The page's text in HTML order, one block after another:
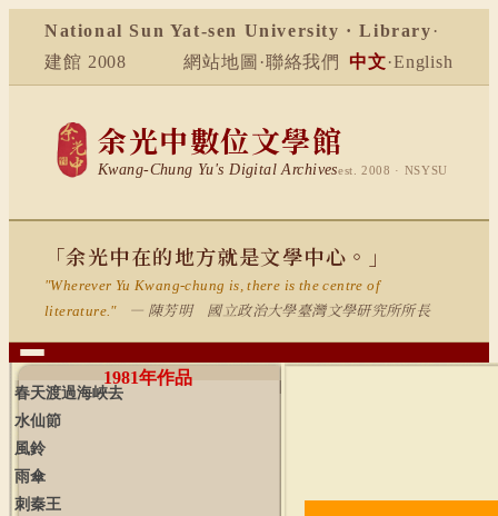
National Sun Yat-sen University · Library ·
建館 2008
網站地圖 ·聯絡我們 中文·English
余光中數位文學館
Kwang-Chung Yu's Digital Archivesest. 2008 · NSYSU
「余光中在的地方就是文學中心。」
"Wherever Yu Kwang-chung is, there is the centre of
literature."
— 陳芳明 國立政治大學臺灣文學研究所所長
1981年作品
春天渡過海峽去
水仙節
風鈴
雨傘
刺秦王